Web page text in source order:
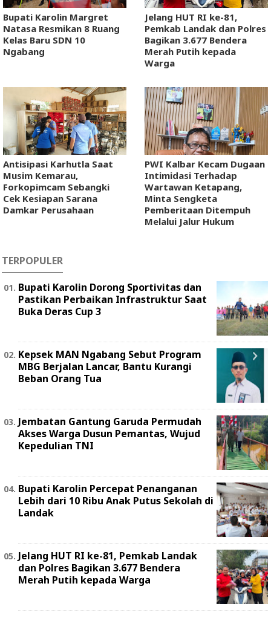
Bupati Karolin Margret
Natasa Resmikan 8 Ruang
Kelas Baru SDN 10
Ngabang
Jelang HUT RI ke-81,
Pemkab Landak dan Polres
Bagikan 3.677 Bendera
Merah Putih kepada
Warga
Antisipasi Karhutla Saat
Musim Kemarau,
Forkopimcam Sebangki
Cek Kesiapan Sarana
Damkar Perusahaan
PWI Kalbar Kecam Dugaan
Intimidasi Terhadap
Wartawan Ketapang,
Minta Sengketa
Pemberitaan Ditempuh
Melalui Jalur Hukum
TERPOPULER
Bupati Karolin Dorong Sportivitas dan
Pastikan Perbaikan Infrastruktur Saat
Buka Deras Cup 3
Kepsek MAN Ngabang Sebut Program
MBG Berjalan Lancar, Bantu Kurangi
Beban Orang Tua
Jembatan Gantung Garuda Permudah
Akses Warga Dusun Pemantas, Wujud
Kepedulian TNI
Bupati Karolin Percepat Penanganan
Lebih dari 10 Ribu Anak Putus Sekolah di
Landak
Jelang HUT RI ke-81, Pemkab Landak
dan Polres Bagikan 3.677 Bendera
Merah Putih kepada Warga